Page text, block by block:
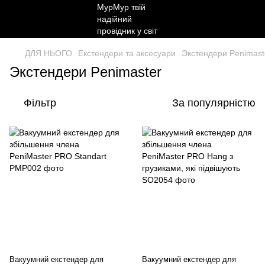
ДЛЯ НЬОГО Екстендери та аксесуари Экстендери
Экстендери Penimaster
Фільтр За популярністю
Вакуумний екстендер для
Вакуумний екстендер для